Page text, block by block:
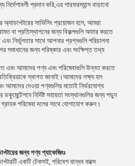
নির্দেশাবলী প্রদান করি,এর পারফরম্যান্স বাড়ানো
সার্ভিসিং প্রয়োজন হলে, আমরা
বা প্রতিস্থাপনের জন্য বিকল্পগুলি অফার করতে
এবং নির্ভুলতার সাথে আপনার প্রশ্নগুলি পরিচালনা
সমাধানের জন্য পরিষ্কার এবং সংক্ষিপ্ত তথ্য
এবং আমাদের পণ্য এবং পরিষেবাগুলি উন্নত করতে
স্বাগত জানাই।আমাদের লক্ষ্য হল
আমাদের দেওয়া পণ্যগুলির মতোই নির্ভরযোগ্য
নির্দিষ্ট সহায়তা সংস্থানগুলির জন্য পড়ুন
পরিষেবা দলের সাথে যোগাযোগ করুন।
জন্য পণ্য প্যাকেজিংঃ
একটি টেকসই, পরিবেশ বান্ধব বাক্সে